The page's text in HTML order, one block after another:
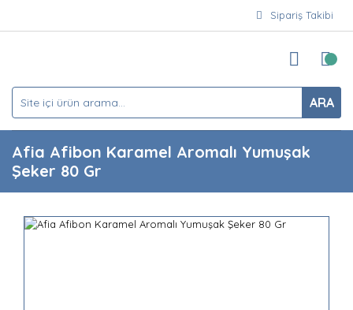
Sipariş Takibi
ARA
Afia Afibon Karamel Aromalı Yumuşak
Şeker 80 Gr